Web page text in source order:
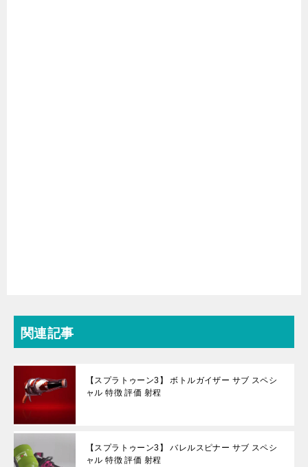
関連記事
【スプラトゥーン3】 ボトルガイザー サブ スペシ
ャル 特徴 評価 射程
【スプラトゥーン3】 バレルスピナー サブ スペシ
ャル 特徴 評価 射程